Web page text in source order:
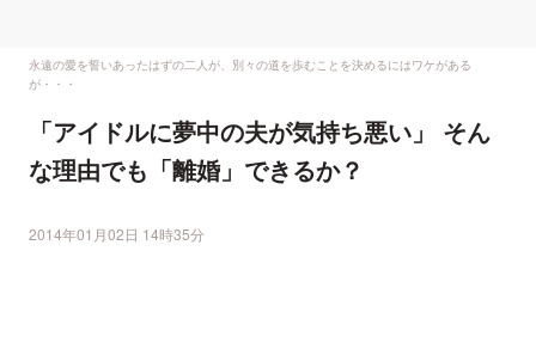
永遠の愛を誓いあったはずの二人が、別々の道を歩むことを決めるにはワケがある
が・・・
「アイドルに夢中の夫が気持ち悪い」 そん
な理由でも「離婚」できるか？
2014年01月02日 14時35分